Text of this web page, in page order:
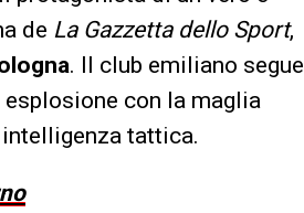
de La Gazzetta dello Sport,
. Il club emiliano segue
con la maglia
tattica.